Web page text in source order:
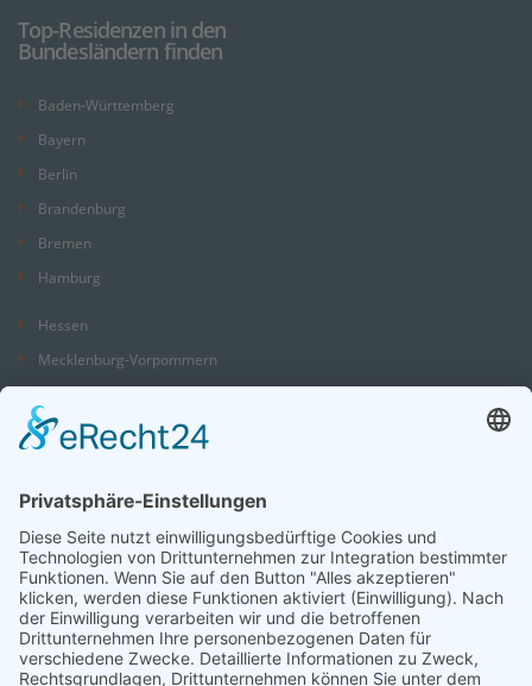
Top-Residenzen in den
Bundesländern finden
Baden-Württemberg
Bayern
Berlin
Brandenburg
Bremen
Hamburg
Hessen
Mecklenburg-Vorpommern
Niedersachsen
Nordrhein-Westfalen
Saarland
Sachsen
Sachsen-Anhalt
Schleswig-Holstein
Thüringen